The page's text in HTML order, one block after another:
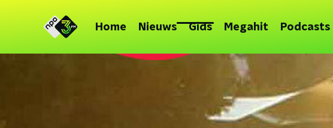
Home Nieuws Gids Megahit Podcasts